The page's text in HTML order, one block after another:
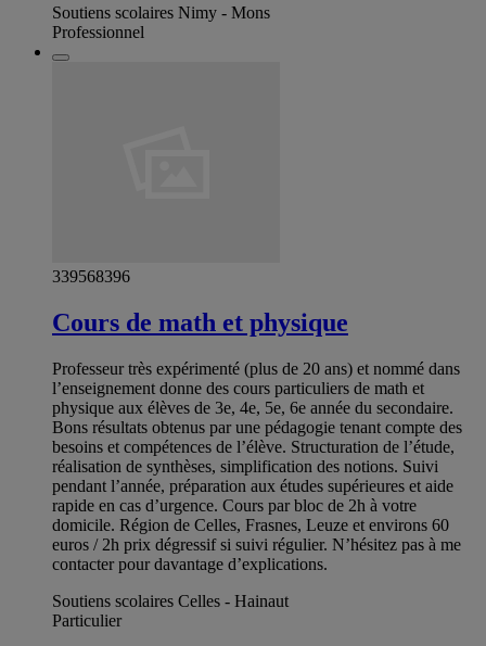
Soutiens scolaires Nimy - Mons
Professionnel
339568396
Cours de math et physique
Professeur très expérimenté (plus de 20 ans) et nommé dans
l’enseignement donne des cours particuliers de math et
physique aux élèves de 3e, 4e, 5e, 6e année du secondaire.
Bons résultats obtenus par une pédagogie tenant compte des
besoins et compétences de l’élève. Structuration de l’étude,
réalisation de synthèses, simplification des notions. Suivi
pendant l’année, préparation aux études supérieures et aide
rapide en cas d’urgence. Cours par bloc de 2h à votre
domicile. Région de Celles, Frasnes, Leuze et environs 60
euros / 2h prix dégressif si suivi régulier. N’hésitez pas à me
contacter pour davantage d’explications.
Soutiens scolaires Celles - Hainaut
Particulier